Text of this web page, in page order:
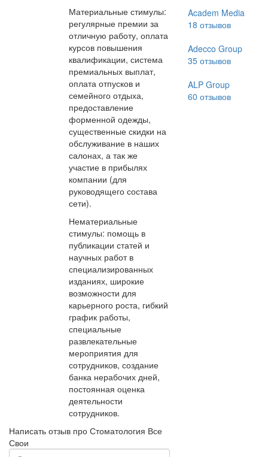
Материальные стимулы:
регулярные премии за
отличную работу, оплата
курсов повышения
квалификации, система
премиальных выплат,
оплата отпусков и
семейного отдыха,
предоставление
форменной одежды,
существенные скидки на
обслуживание в наших
салонах, а так же
участие в прибылях
компании (для
руководящего состава
сети).
Нематериальные
стимулы: помощь в
публикации статей и
научных работ в
специализированных
изданиях, широкие
возможности для
карьерного роста, гибкий
график работы,
специальные
развлекательные
мероприятия для
сотрудников, создание
банка нерабочих дней,
постоянная оценка
деятельности
сотрудников.
Написать отзыв про Стоматология Все
Свои
Academ Media
18 отзывов
Adecco Group
35отзывов
ALP Group
60 отзывов